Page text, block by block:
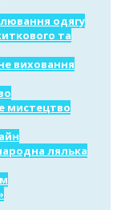
одягу
та
виховання
мистецтво
лялька